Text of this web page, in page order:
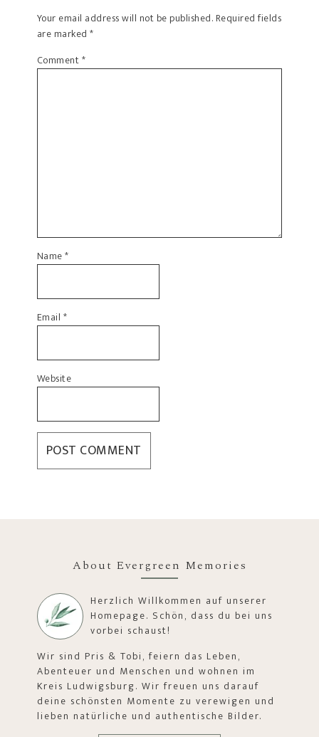
Your email address will not be published. Required fields
are marked*
Comment*
Name*
Email *
Website
About Evergreen Memories
Herzlich Willkommen auf unserer
Homepage. Schön, dass du bei uns
vorbei schaust!
Wir sind Pris & Tobi, feiern das Leben,
Abenteuer und Menschen und wohnen im
Kreis Ludwigsburg. Wir freuen uns darauf
deine schönsten Momente zu verewigen und
lieben natürliche und authentische Bilder.